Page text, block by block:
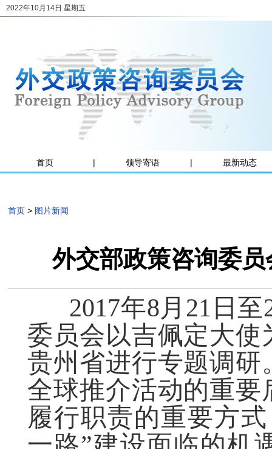
2022年10月14日 星期五
首页 | 领导寄语 | 最新动态
首页 > 图片新闻
外交部政策咨询委
2017年8月21日
委员会以吉佩定大使
贵州省进行专题调研
全球推介活动的重
履行职责的重要方